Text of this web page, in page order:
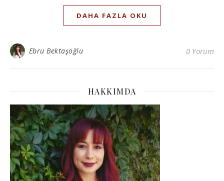
DAHA FAZLA OKU
Ebru Bektaşoğlu 0 Yorum
HAKKIMDA